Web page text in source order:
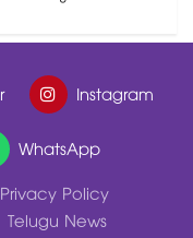
Instagram
WhatsApp
Privacy Policy
Telugu News